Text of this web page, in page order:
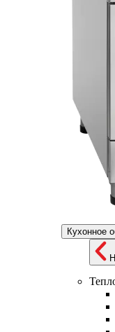
Кухонное